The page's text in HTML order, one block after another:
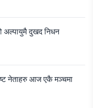
अल्पायुमै दुखद निधन
नेताहरु आज एकै मञ्चमा